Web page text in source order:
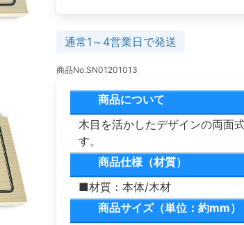
通常1～4営業日で発送
商品No.SN01201013
商品について
木目を活かしたデザインの両面
す。
商品仕様（材質）
■材質：本体/木材
商品サイズ（単位：約mm）